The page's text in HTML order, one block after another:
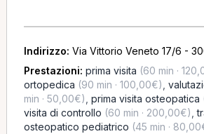
Indirizzo: Via Vittorio Veneto 17/6 -
Prestazioni: prima visita (60 min ·
ortopedica (90 min · 100,00€)
min · 50,00€) prima visita osteopatica
visita di controllo (60 min · 200,00€) ,
osteopatico pediatrico (45 min ·